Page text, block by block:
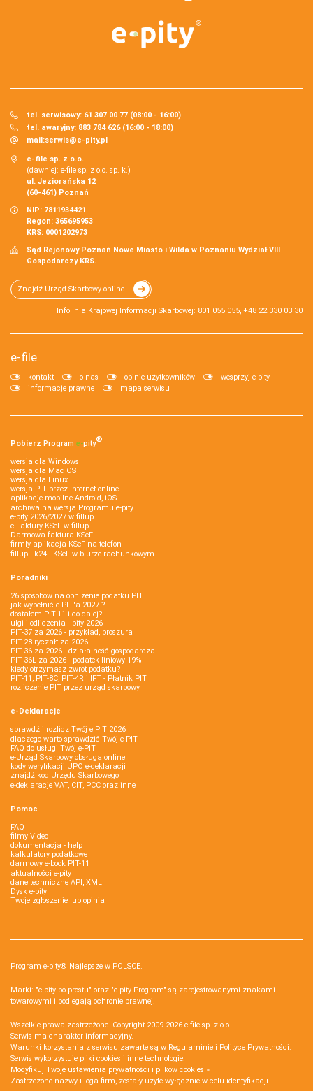
tel. serwisowy: 61 307 00 77 (08:00 - 16:00)
tel. awaryjny: 883 784 626 (16:00 - 18:00)
mail:serwis@e-pity.pl
e-file sp. z o.o.
(dawniej: e-file sp. z o.o. sp. k.)
ul. Jeziorańska 12
(60-461) Poznań
NIP: 7811934421
Regon: 365695953
KRS: 0001202973
Sąd Rejonowy Poznań Nowe Miasto i Wilda w Poznaniu Wydział VIII
Gospodarczy KRS.
Znajdź Urząd Skarbowy online
Infolinia Krajowej Informacji Skarbowej: 801 055 055, +48 22 330 03 30
e-file
kontakt o nas opinie użytkowników
wesprzyj e-pity
informacje prawne
mapa serwisu
Pobierz Program e‑pity®
wersja dla Windows
wersja dla Mac OS
wersja dla Linux
wersja PIT przez internet online
aplikacje mobilne Android, iOS
archiwalna wersja Programu e-pity
e-pity 2026/2027 w fillup
e‑Faktury KSeF w fillup
Darmowa faktura KSeF
firmly aplikacja KSeF na telefon
fillup | k24 - KSeF w biurze rachunkowym
Poradniki
26 sposobów na obniżenie podatku PIT
jak wypełnić e-PIT'a 2027 ?
dostałem PIT-11 i co dalej?
ulgi i odliczenia - pity 2026
PIT-37 za 2026 - przykład, broszura
PIT-28 ryczałt za 2026
PIT-36 za 2026 - działalność gospodarcza
PIT-36L za 2026 - podatek liniowy 19%
kiedy otrzymasz zwrot podatku?
PIT-11, PIT-8C, PIT-4R i IFT - Płatnik PIT
rozliczenie PIT przez urząd skarbowy
e-Deklaracje
sprawdź i rozlicz Twój e PIT 2026
dlaczego warto sprawdzić Twój e-PIT
FAQ do usługi Twój e-PIT
e-Urząd Skarbowy obsługa online
kody weryfikacji UPO e-deklaracji
znajdź kod Urzędu Skarbowego
e-deklaracje VAT, CIT, PCC oraz inne
Pomoc
FAQ
filmy Video
dokumentacja - help
kalkulatory podatkowe
darmowy e-book PIT-11
aktualności e-pity
dane techniczne API, XML
Dysk e-pity
Twoje zgłoszenie lub opinia
Program e-pity® Najlepsze w POLSCE.
Marki: "e-pity po prostu" oraz "e-pity Program" są zarejestrowanymi znakami
towarowymi i podlegają ochronie prawnej.
Wszelkie prawa zastrzeżone. Copyright 2009-2026 e-file sp. z o.o.
Serwis ma charakter informacyjny.
Warunki korzystania z serwisu zawarte są w Regulaminie i Polityce Prywatności.
Serwis wykorzystuje pliki cookies i inne technologie.
Modyfikuj Twoje ustawienia prywatności i plików cookies »
Zastrzeżone nazwy i loga firm, zostały użyte wyłącznie w celu identyfikacji.